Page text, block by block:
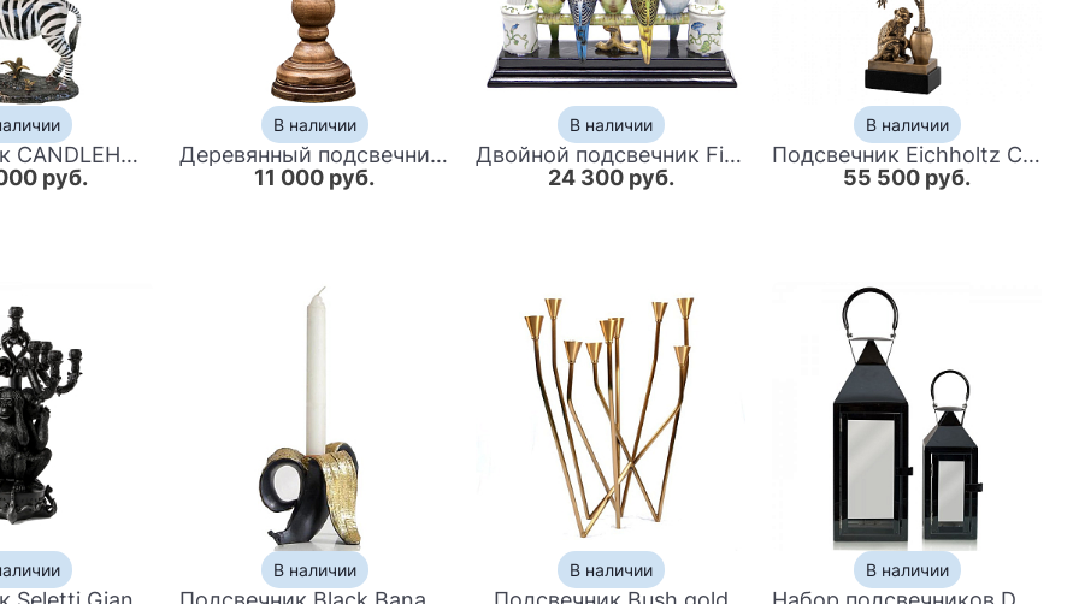
Подсвечник CANDLEHOLDER ATLANTA ZEBER
руб.
В наличии
Деревянный подсвечник 33 см
11 000 руб.
В наличии
Двойной подсвечник Five Budgies
24 300 руб.
В наличии
Подсвечник Eichholtz Сandle Holder Silvio
55 500 руб.
В наличии В наличии В наличии